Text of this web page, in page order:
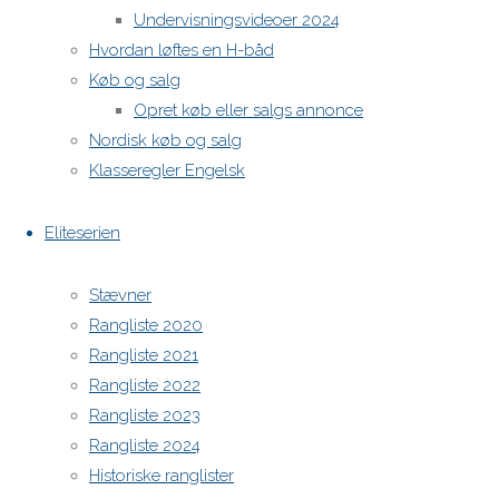
Undervisningsvideoer 2024
Hvordan løftes en H-båd
Køb og salg
Opret køb eller salgs annonce
Nordisk køb og salg
Klasseregler Engelsk
Eliteserien
Stævner
Rangliste 2020
Rangliste 2021
Rangliste 2022
Rangliste 2023
Rangliste 2024
Historiske ranglister
H-båds kalenderen i Europa
Powered by